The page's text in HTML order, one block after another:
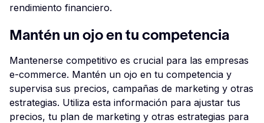
rendimiento financiero.
Mantén un ojo en tu competencia
Mantenerse competitivo es crucial para las empresas
e-commerce. Mantén un ojo en tu competencia y
supervisa sus precios, campañas de marketing y otras
estrategias. Utiliza esta información para ajustar tus
precios, tu plan de marketing y otras estrategias para